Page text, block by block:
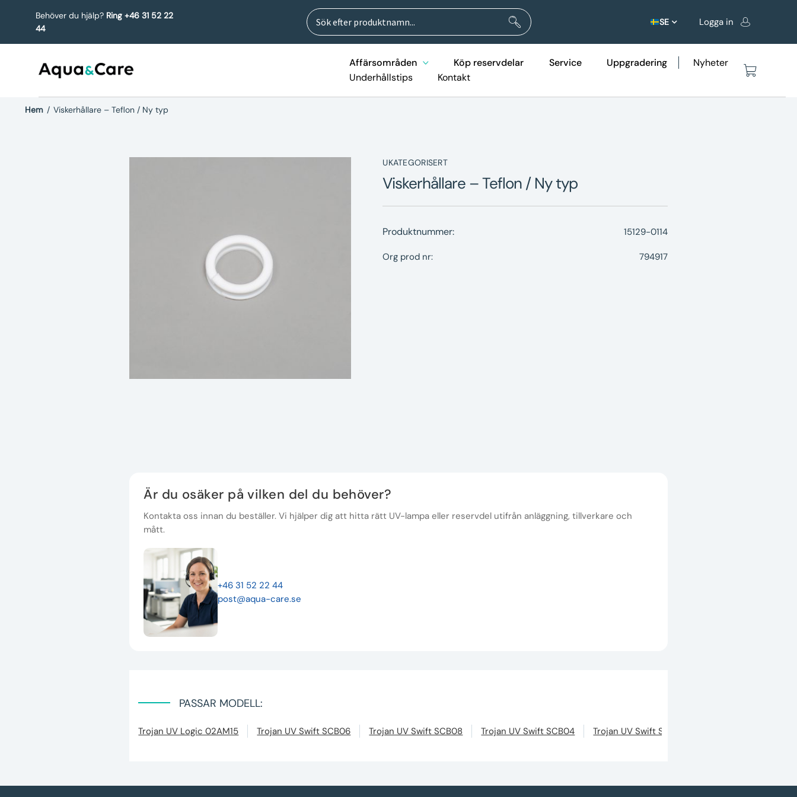
Behöver du hjälp? Ring +46 31 52 22
44
Sök
efter:
Sök
SE Logga in
Affärsområden Köp reservdelar Service Uppgradering
Nyheter
Underhållstips
Kontakt
Hem / Viskerhållare – Teflon / Ny typ
UKATEGORISERT
Viskerhållare – Teflon / Ny typ
Produktnummer: 15129-0114
Org prod nr: 794917
Är du osäker på vilken del du behöver?
Kontakta oss innan du beställer. Vi hjälper dig att hitta rätt UV-lampa eller reservdel utifrån anläggning, tillverkare och
mått.
+46 31 52 22 44
post@aqua-care.se
PASSAR MODELL:
Trojan UV Logic 02AM15 Trojan UV Swift SCB06 Trojan UV Swift SCB08 Trojan UV Swift SCB04 Trojan UV Swift SCC30